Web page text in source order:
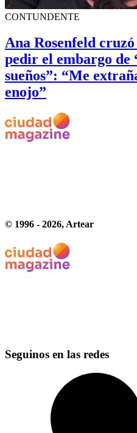
CONTUNDENTE
Ana Rosenfeld
pedir el embargo de
sueños”: “Me
enojo”
© 1996 - 2026, Artear
Seguinos en las redes